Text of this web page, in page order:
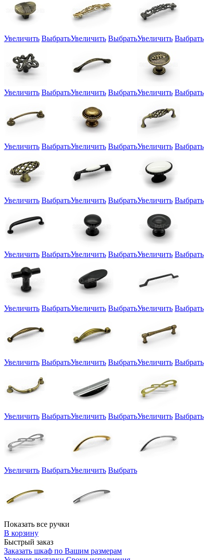
Увеличить ВыбратьУвеличить ВыбратьУвеличить Выбрать
Увеличить ВыбратьУвеличить ВыбратьУвеличить Выбрать
Увеличить ВыбратьУвеличить ВыбратьУвеличить Выбрать
Увеличить ВыбратьУвеличить ВыбратьУвеличить Выбрать
Увеличить ВыбратьУвеличить ВыбратьУвеличить Выбрать
Увеличить ВыбратьУвеличить ВыбратьУвеличить Выбрать
Увеличить ВыбратьУвеличить ВыбратьУвеличить Выбрать
Увеличить ВыбратьУвеличить ВыбратьУвеличить Выбрать
Увеличить ВыбратьУвеличить Выбрать
Показать все ручки
В корзину
Быстрый заказ
Заказать шкаф по Вашим размерам